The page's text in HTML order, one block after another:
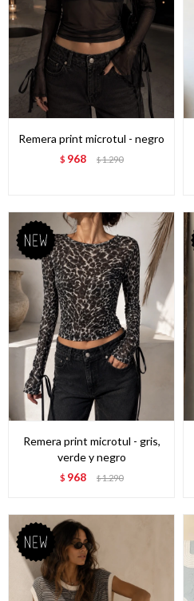
Remera print microtul - negro
$ 968 $1.290
Remera print microtul - gris,
verde y negro
$ 968 $1.290